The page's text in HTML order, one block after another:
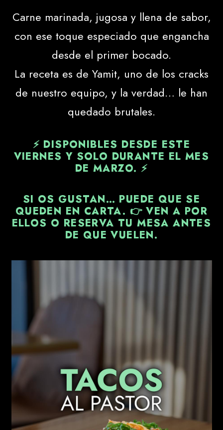
Carne marinada, jugosa y llena de sabor,
con ese toque especiado que engancha
desde el primer bocado.
La receta es de Yamit, uno de los cracks
de nuestro equipo, y la verdad… le han
quedado brutales.
⚡ DISPONIBLES DESDE ESTE
VIERNES Y SOLO DURANTE EL MES
DE MARZO. ⚡
SI OS GUSTAN… PUEDE QUE SE
QUEDEN EN CARTA. 👉 VEN A POR
ELLOS O RESERVA TU MESA ANTES
DE QUE VUELEN.